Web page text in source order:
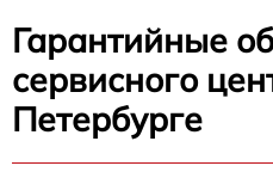
Гарантийные
сервисного
Петербурге